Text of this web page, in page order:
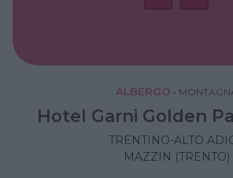
ALBERGO •
Hotel Garni Golden
TRENTINO-ALTO
MAZZIN (TRENTO)